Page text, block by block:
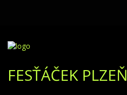
FESŤÁČEK PLZEŇ